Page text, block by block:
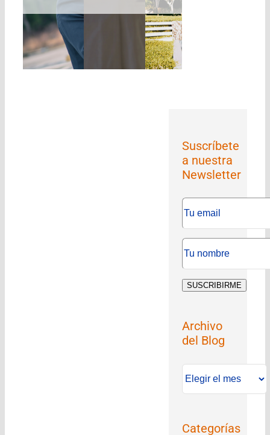
Suscríbete
a nuestra
Newsletter
Archivo
del Blog
del
Blog
Categorías